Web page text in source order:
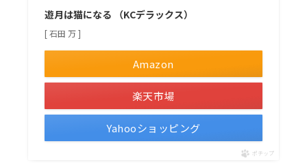
遊月は猫になる （KCデラックス）
[ 石田 万 ]
Amazon
楽天市場
Yahooショッピング
ポチップ